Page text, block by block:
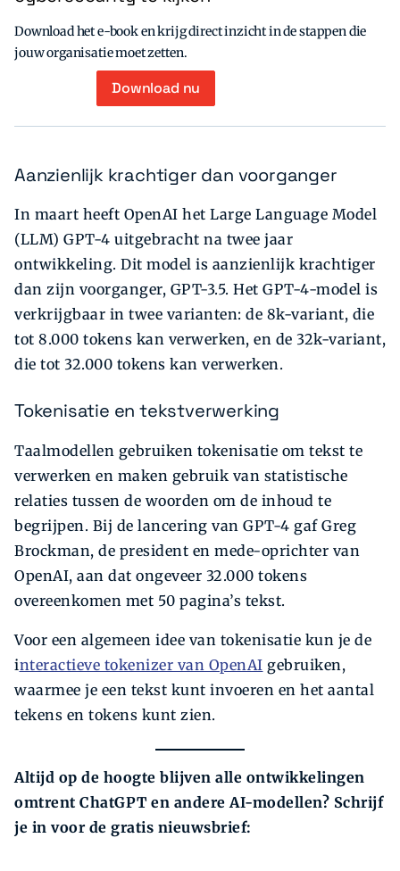
Download het e-book en krijg direct inzicht in de stappen die
jouw organisatie moet zetten.
Download nu
Aanzienlijk krachtiger dan voorganger
In maart heeft OpenAI het Large Language Model
(LLM) GPT-4 uitgebracht na twee jaar
ontwikkeling. Dit model is aanzienlijk krachtiger
dan zijn voorganger, GPT-3.5. Het GPT-4-model is
verkrijgbaar in twee varianten: de 8k-variant, die
tot 8.000 tokens kan verwerken, en de 32k-variant,
die tot 32.000 tokens kan verwerken.
Tokenisatie en tekstverwerking
Taalmodellen gebruiken tokenisatie om tekst te
verwerken en maken gebruik van statistische
relaties tussen de woorden om de inhoud te
begrijpen. Bij de lancering van GPT-4 gaf Greg
Brockman, de president en mede-oprichter van
OpenAI, aan dat ongeveer 32.000 tokens
overeenkomen met 50 pagina’s tekst.
Voor een algemeen idee van tokenisatie kun je de
interactieve tokenizer van OpenAI gebruiken,
waarmee je een tekst kunt invoeren en het aantal
tekens en tokens kunt zien.
Altijd op de hoogte blijven alle ontwikkelingen
omtrent ChatGPT en andere AI-modellen? Schrijf
je in voor de gratis nieuwsbrief: